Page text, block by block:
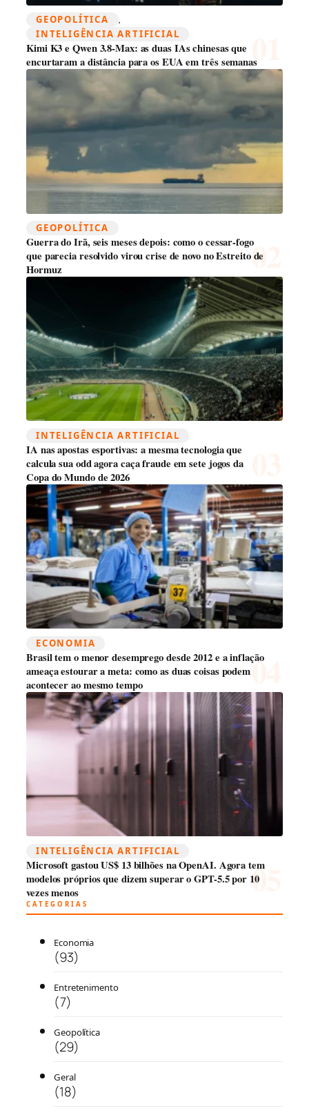
GEOPOLÍTICA ,
INTELIGÊNCIA ARTIFICIAL
Kimi K3 e Qwen 3.8-Max: as duas IAs chinesas que
encurtaram a distância para os EUA em três semanas
GEOPOLÍTICA
Guerra do Irã, seis meses depois: como o cessar-fogo
que parecia resolvido virou crise de novo no Estreito de
Hormuz
INTELIGÊNCIA ARTIFICIAL
IA nas apostas esportivas: a mesma tecnologia que
calcula sua odd agora caça fraude em sete jogos da
Copa do Mundo de 2026
ECONOMIA
Brasil tem o menor desemprego desde 2012 e a inflação
ameaça estourar a meta: como as duas coisas podem
acontecer ao mesmo tempo
INTELIGÊNCIA ARTIFICIAL
Microsoft gastou US$ 13 bilhões na OpenAI. Agora tem
modelos próprios que dizem superar o GPT-5.5 por 10
vezes menos
CATEGORIAS
Economia
(93)
Entretenimento
(7)
Geopolítica
(29)
Geral
(18)